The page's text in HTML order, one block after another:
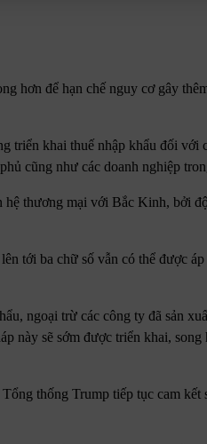
hơn để hạn chế nguy cơ gây
triển khai thuế nhập khẩu đối với
cũng như các doanh nghiệp
hệ thương mại với Bắc Kinh, bởi
tới ba chữ số vẫn có thể được
ngoại trừ các công ty đã sản
này sẽ sớm được triển khai, song
thống Trump tiếp tục cam kết